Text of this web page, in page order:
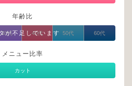
年齢比
が不足しています
30代 40代 50代 60代
メニュー比率
カット